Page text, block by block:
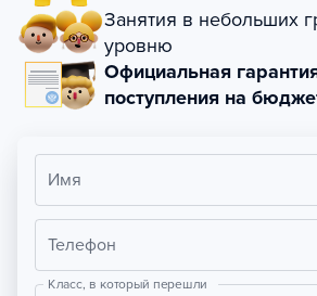
Занятия в небольших
уровню
Официальная
поступления на
Имя
Телефон
Класс, в который перешли